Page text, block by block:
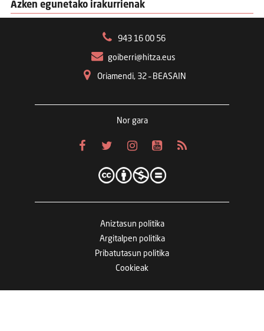
Azken egunetako irakurrienak
943 16 00 56
goiberri@hitza.eus
Oriamendi, 32 – BEASAIN
Nor gara
Aniztasun politika
Argitalpen politika
Pribatutasun politika
Cookieak